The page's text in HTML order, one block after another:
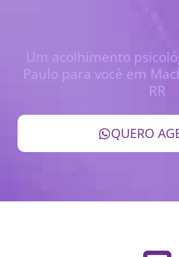
Um acolhimento
Paulo para você em
RR
QUERO